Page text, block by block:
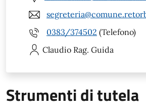
0383/374502 (Telefono)
Claudio Rag. Guida
Strumenti di tutela